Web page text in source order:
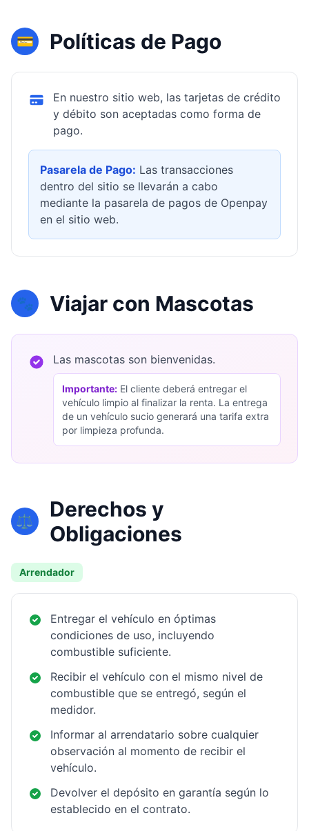
💳 Políticas de Pago
En nuestro sitio web, las tarjetas de crédito
y débito son aceptadas como forma de
pago.
Pasarela de Pago: Las transacciones
dentro del sitio se llevarán a cabo
mediante la pasarela de pagos de Openpay
en el sitio web.
🐾 Viajar con Mascotas
Las mascotas son bienvenidas.
Importante: El cliente deberá entregar el
vehículo limpio al finalizar la renta. La entrega
de un vehículo sucio generará una tarifa extra
por limpieza profunda.
⚖️
Derechos y
Obligaciones
Arrendador
Entregar el vehículo en óptimas
condiciones de uso, incluyendo
combustible suficiente.
Recibir el vehículo con el mismo nivel de
combustible que se entregó, según el
medidor.
Informar al arrendatario sobre cualquier
observación al momento de recibir el
vehículo.
Devolver el depósito en garantía según lo
establecido en el contrato.